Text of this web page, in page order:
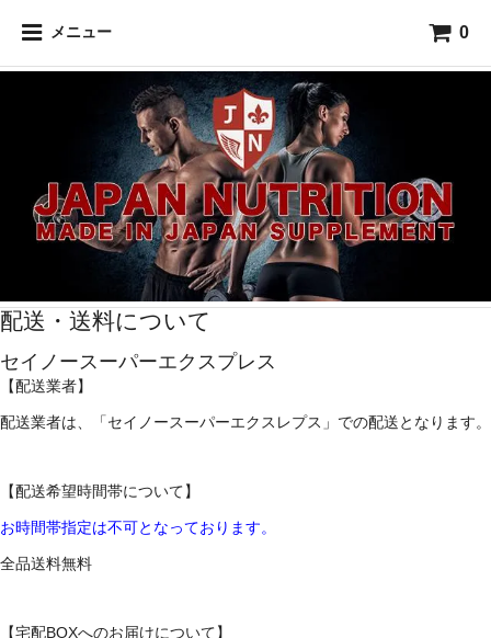
メニュー 0
配送・送料について
セイノースーパーエクスプレス
【配送業者】
配送業者は、「セイノースーパーエクスレプス」での配送となります。
【配送希望時間帯について】
お時間帯指定は不可となっております。
全品送料無料
【宅配BOXへのお届けについて】